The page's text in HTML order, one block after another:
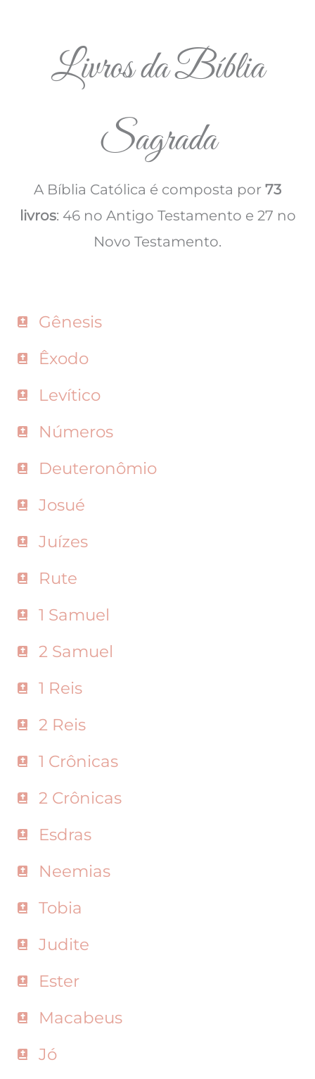
Livros da Bíblia
Sagrada
A Bíblia Católica é composta por 73
livros: 46 no Antigo Testamento e 27 no
Novo Testamento.
Gênesis
Êxodo
Levítico
Números
Deuteronômio
Josué
Juízes
Rute
1 Samuel
2 Samuel
1 Reis
2 Reis
1 Crônicas
2 Crônicas
Esdras
Neemias
Tobia
Judite
Ester
Macabeus
Jó